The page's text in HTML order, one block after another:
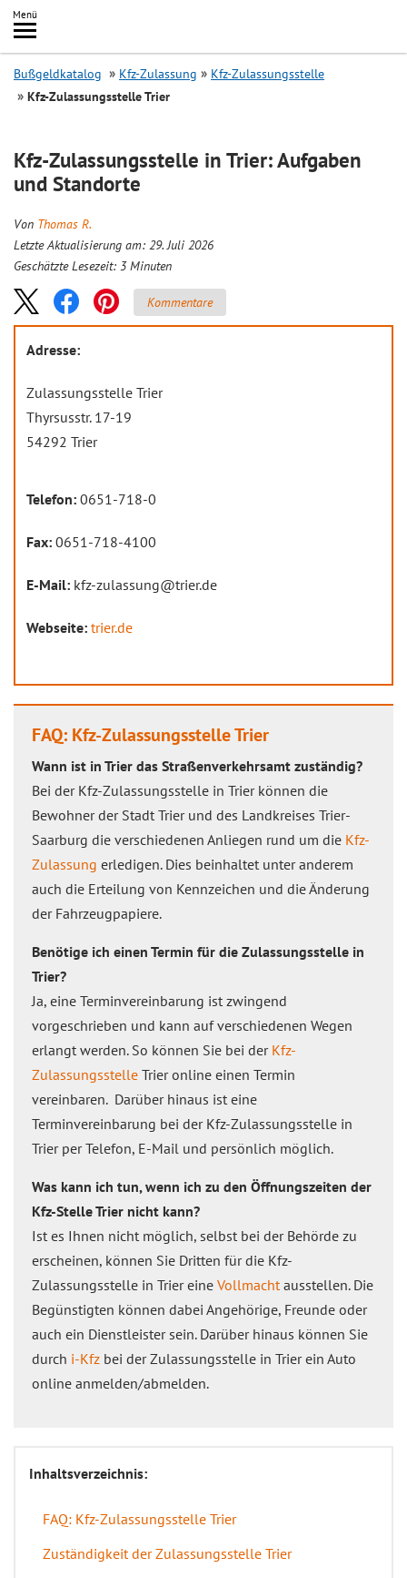
Inhalt
springen
Menü
Search
Bußgeldkatalog Kfz-Zulassung
Kfz-Zulassungsstelle
Kfz-Zulassungsstelle Trier
Kfz-Zulassungsstelle in Trier: Aufgaben
und Standorte
Von Thomas R.
Letzte Aktualisierung am: 29. Juli 2026
Geschätzte Lesezeit: 3 Minuten
Kommentare
Adresse:
Zulassungsstelle Trier
Thyrsusstr. 17-19
54292 Trier
Telefon: 0651-718-0
Fax: 0651-718-4100
E-Mail: kfz-zulassung@trier.de
Webseite: trier.de
FAQ: Kfz-Zulassungsstelle Trier
Wann ist in Trier das Straßenverkehrsamt zuständig?
Bei der Kfz-Zulassungsstelle in Trier können die
Bewohner der Stadt Trier und des Landkreises Trier-
Saarburg die verschiedenen Anliegen rund um die Kfz-
Zulassung erledigen. Dies beinhaltet unter anderem
auch die Erteilung von Kennzeichen und die Änderung
der Fahrzeugpapiere.
Benötige ich einen Termin für die Zulassungsstelle in
Trier?
Ja, eine Terminvereinbarung ist zwingend
vorgeschrieben und kann auf verschiedenen Wegen
erlangt werden. So können Sie bei der Kfz-
Zulassungsstelle Trier online einen Termin
vereinbaren. Darüber hinaus ist eine
Terminvereinbarung bei der Kfz-Zulassungsstelle in
Trier per Telefon, E-Mail und persönlich möglich.
Was kann ich tun, wenn ich zu den Öffnungszeiten der
Kfz-Stelle Trier nicht kann?
Ist es Ihnen nicht möglich, selbst bei der Behörde zu
erscheinen, können Sie Dritten für die Kfz-
Zulassungsstelle in Trier eine Vollmachtausstellen. Die
Begünstigten können dabei Angehörige, Freunde oder
auch ein Dienstleister sein. Darüber hinaus können Sie
durch i-Kfz bei der Zulassungsstelle in Trier ein Auto
online anmelden/abmelden.
Inhaltsverzeichnis:
FAQ: Kfz-Zulassungsstelle Trier
Zuständigkeit der Zulassungsstelle Trier